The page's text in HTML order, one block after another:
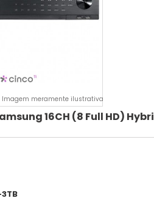
Imagem meramente ilustrativa
16CH (8 Full HD)